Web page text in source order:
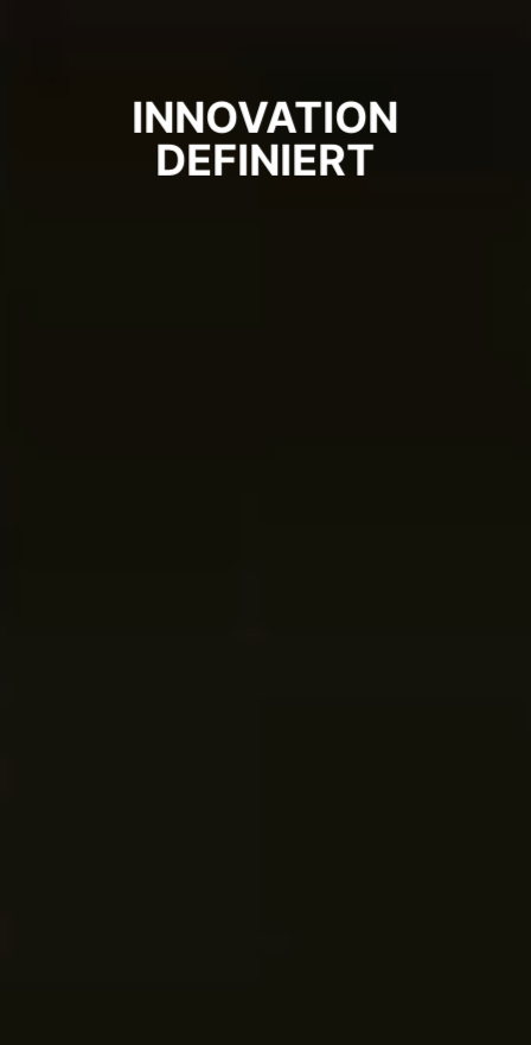
INNOVATION
DEFINIERT